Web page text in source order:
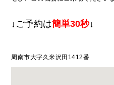
↓ご予約は簡単30秒↓
周南市大字久米沢田1412番